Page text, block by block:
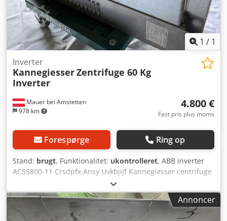
1 / 1
Mauer bei Amstetten
978 km
Inverter
KannegiesserZentrifuge 60 Kg
Inverter
4.800 €
Fast pris plus moms
Forespørge Ring op
Stand: brugt, Funktionalitet: ukontrolleret, ABB inverter
ACSS800-11 Crsdpfx Ansy Uvkbjijf Kannegiesser centrifuge
Annoncer